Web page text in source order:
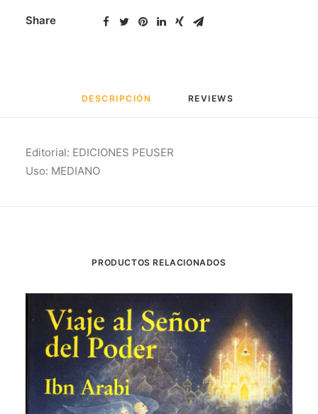
Share
DESCRIPCIÓN REVIEWS
Editorial: EDICIONES PEUSER
Uso: MEDIANO
PRODUCTOS RELACIONADOS